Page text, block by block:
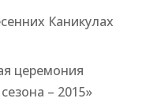
Каникулах
церемония
– 2015»